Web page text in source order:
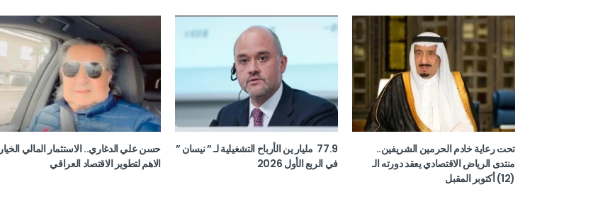
تحت رعاية خادم الحرمين الشريفين..
منتدى الرياض الاقتصادي يعقد دورته الـ
(12) أكتوبر المقبل
77.9 مليار ين الأرباح التشغيلية لـ ” نيسان ”
في الربع الأول 2026
حسن علي الدغاري.. الاستثمار المالي الخيار
الاهم لتطوير الاقتصاد العراقي